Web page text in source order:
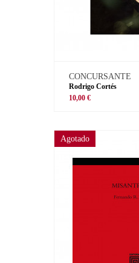
CONCURSANTE
Rodrigo Cortés
10,00 €
Agotado